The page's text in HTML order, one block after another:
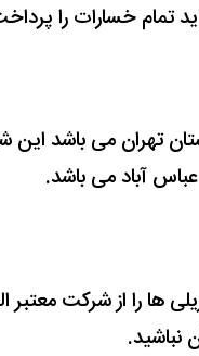
تمام خسارات را
آباد می باشد.
ها را از شرکت معتبر
نباشید.